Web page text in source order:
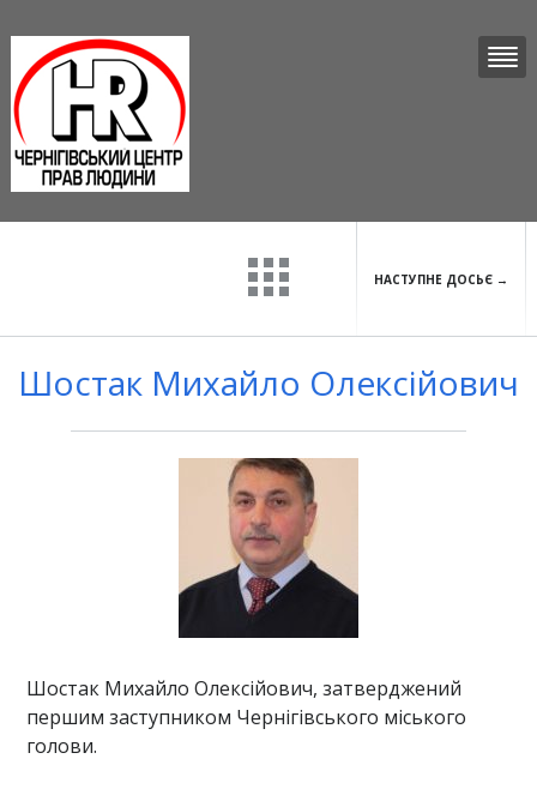
НАСТУПНЕ ДОСЬЄ →
Шостак Михайло Олексійович
Шостак Михайло Олексійович, затверджений
першим заступником Чернігівського міського
голови.